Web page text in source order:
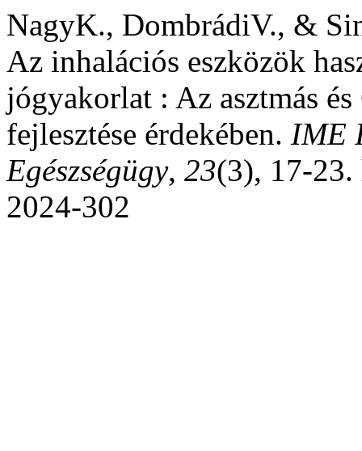
NagyK., DombrádiV., &
Az inhalációs eszközök
jógyakorlat : Az asztmás
fejlesztése érdekében. IME
Egészségügy, 23(3), 17-
2024-302